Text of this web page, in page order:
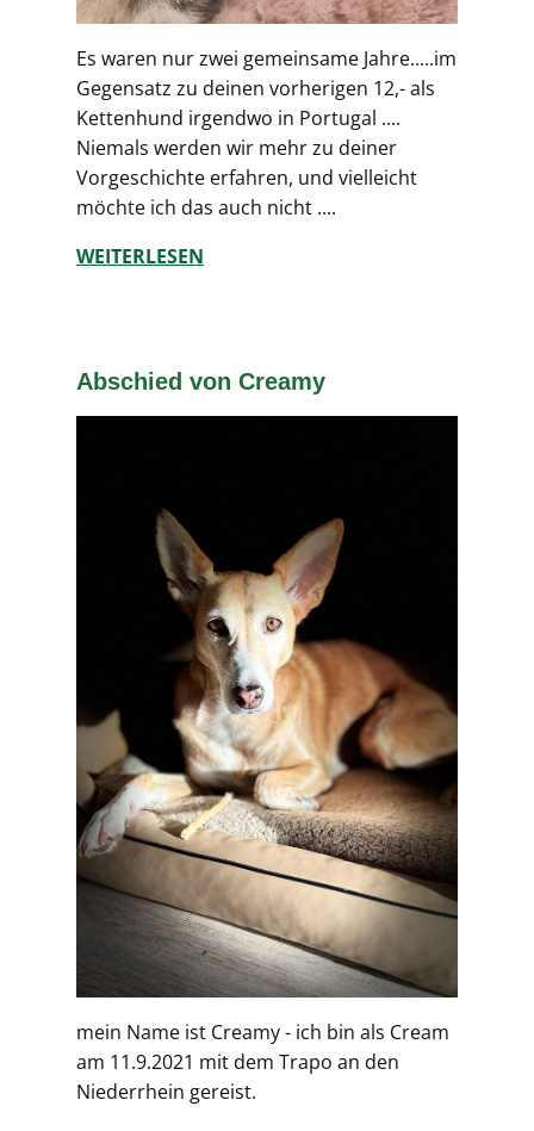
Es waren nur zwei gemeinsame Jahre.....im
Gegensatz zu deinen vorherigen 12,- als
Kettenhund irgendwo in Portugal ....
Niemals werden wir mehr zu deiner
Vorgeschichte erfahren, und vielleicht
möchte ich das auch nicht ....
WEITERLESEN
Abschied von Creamy
mein Name ist Creamy - ich bin als Cream
am 11.9.2021 mit dem Trapo an den
Niederrhein gereist.